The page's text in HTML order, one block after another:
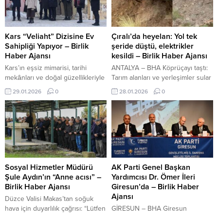
duruşmaların canlı yayınlanmasına
ilişkin açıklamada bulundu. Haber
Metni: Aziz İhsan Aktaş suç
örgütü soruşturması kapsamında,
aralarında 6’sı görevinden
uzaklaştırılan 7 CHP’li belediye
başkanının da bulunduğu 200
sanık, ilk kez...
ayrı bir soruşturma başlatıldı.
Bakırköy Cumhuriyet
Başsavcılığı’ndan yapılan
açıklamada, olay sonrası aile
bireylerine telefon mesajlarıyla
tehditte bulunduğu belirlenen 5
şüphelinin tutuklandığı, 1 kişi
hakkında ise adli...
Kars “Veliaht” Dizisine Ev
Sahipliği Yapıyor – Birlik
Haber Ajansı
Kars’ın eşsiz mimarisi, tarihi
mekânları ve doğal güzellikleriyle
zenginlik katan çekimlerin, hem
diziye görsel anlamda güçlü bir
atmosfer kazandırması hem de
kentin tanıtımına katkı sağlaması
bekleniyor. TTK, yaklaşık 50 bin
elektronik kitabı ücretsiz erişime
açacak İçeriği Görüntüle Dizi ekibi
ve oyuncuların kentteki farklı
noktalarda gerçekleştireceği
çekimlerin belirli bir süre devam...
29.01.2026 0
Çıralı’da heyelan: Yol tek
şeride düştü, elektrikler
kesildi – Birlik Haber Ajansı
ANTALYA – BHA Köprüçayı taştı:
Tarım alanları ve yerleşimler sular
altında kaldı İçeriği Görüntüle
Antalya’nın Kemer ilçesine bağlı
Çıralı Mahallesi’nde, etkili olan
aşırı yağışların ardından heyelan
meydana geldi. D-400
Karayolu’ndan Çıralı’ya ulaşımı
sağlayan yolun ilk virajında
yaşanan toprak kayması, bölgede
kısa süreli paniğe neden oldu.
Heyelan nedeniyle yol güvenlik
gerekçesiyle...
28.01.2026 0
Sosyal Hizmetler Müdürü
Şule Aydın’ın “Anne acısı” –
Birlik Haber Ajansı
Düzce Valisi Makas’tan soğuk
hava için duyarlılık çağrısı: “Lütfen
AK Parti Genel Başkan
Yardımcısı Dr. Ömer İleri
Giresun’da – Birlik Haber
Ajansı
GİRESUN – BHA Giresun